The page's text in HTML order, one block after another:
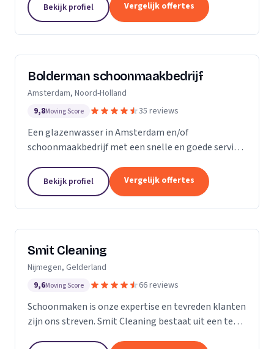
Bekijk profiel Vergelijk offertes
Bolderman schoonmaakbedrijf
Amsterdam, Noord-Holland
9,8Moving Score 35 reviews
Een glazenwasser in Amsterdam en/of
schoonmaakbedrijf met een snelle en goede service
schoonmaakmedewerkers zijn actief in héél
Amsterdam en ontzorgen u met...
Bekijk profiel Vergelijk offertes
Smit Cleaning
Nijmegen, Gelderland
9,6Moving Score 66 reviews
Schoonmaken is onze expertise en tevreden klanten
zijn ons streven. Smit Cleaning bestaat uit een team